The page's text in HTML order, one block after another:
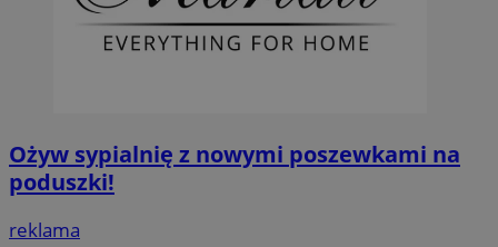
Ożyw sypialnię z nowymi poszewkami na
poduszki!
reklama